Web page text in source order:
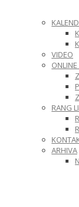
VIDEO
RANG
ARHIVA